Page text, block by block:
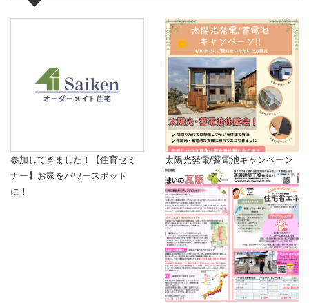
参加してきました！【住育セミ
ナー】お家をパワースポット
に！
太陽光発電/蓄電池キャンペーン